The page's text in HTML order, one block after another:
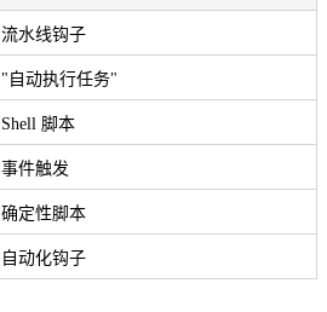
流水线钩子
"自动执行任务"
Shell 脚本
事件触发
确定性脚本
自动化钩子